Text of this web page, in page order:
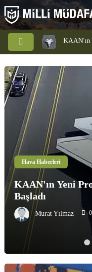
Hava Haberleri
KAAN Savaş
Başarıyla
Murat Yılmaz